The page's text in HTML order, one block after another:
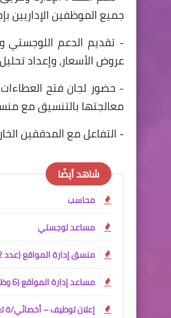
جميع الموظفين الإداريين
- تقديم الدعم اللوجستي
عروض الأسعار، وإعداد
- حضور لجان فتح العطاءات
معالجتها بالتنسيق مع
- التفاعل مع المدققين
شاهد أيضًا
محاسب
مساعد لوجستي
منسق إدارة المواقع (عدد 2)
مساعد إدارة المواقع (6 وظائف)
إعلان توظيف – أخصائي/ة